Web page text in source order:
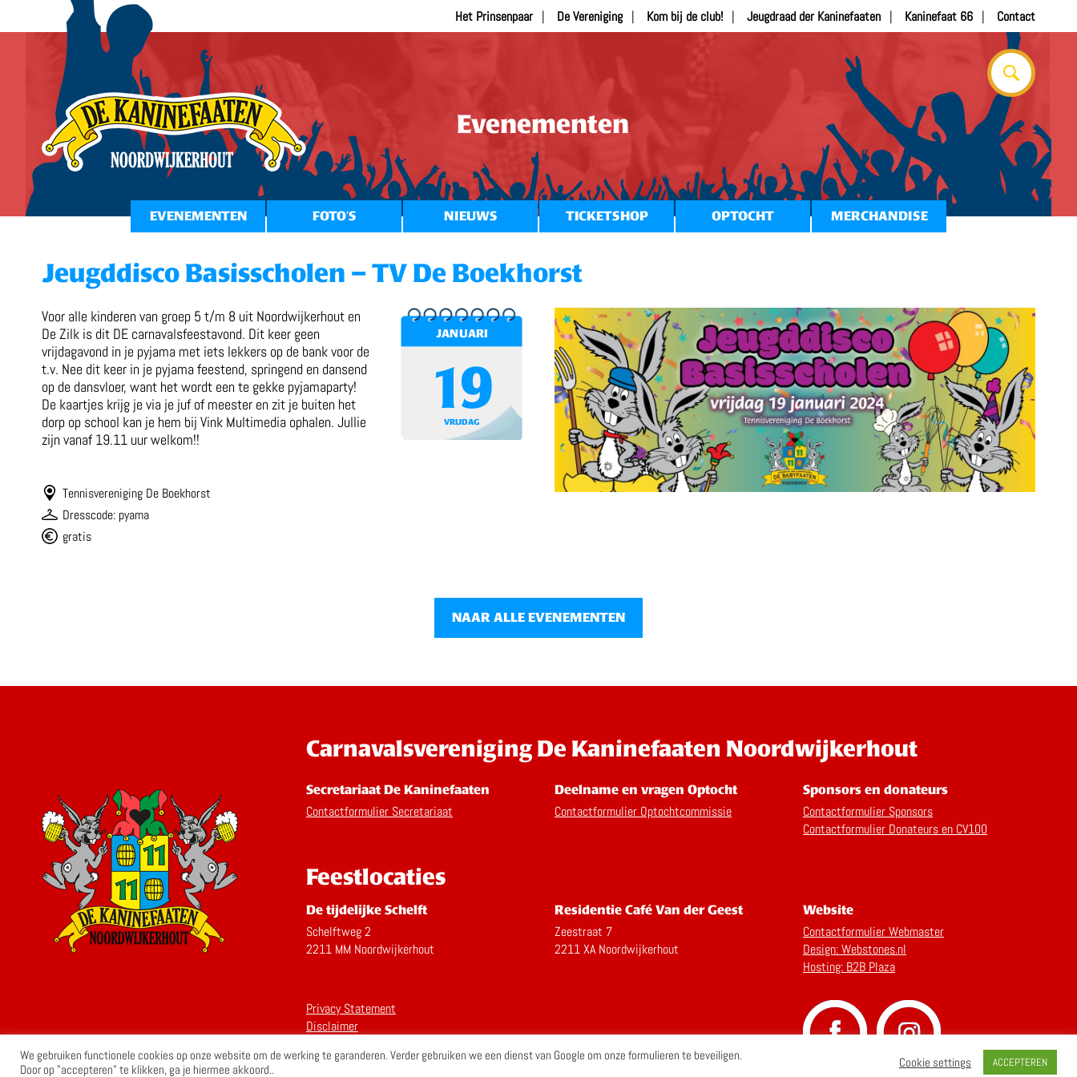
Evenementen
Het Prinsenpaar De Vereniging Kom bij de club! Jeugdraad der Kaninefaaten Kaninefaat 66 Contact
EVENEMENTEN FOTO’S NIEUWS TICKETSHOP OPTOCHT MERCHANDISE
Jeugddisco Basisscholen – TV De Boekhorst
Voor alle kinderen van groep 5 t/m 8 uit Noordwijkerhout en
De Zilk is dit DE carnavalsfeestavond. Dit keer geen
vrijdagavond in je pyjama met iets lekkers op de bank voor de
t.v. Nee dit keer in je pyjama feestend, springend en dansend
op de dansvloer, want het wordt een te gekke pyjamaparty!
De kaartjes krijg je via je juf of meester en zit je buiten het
dorp op school kan je hem bij Vink Multimedia ophalen. Jullie
zijn vanaf 19.11 uur welkom!!
JANUARI
19
VRIJDAG
Tennisvereniging De Boekhorst
Dresscode: pyama
gratis
NAAR ALLE EVENEMENTEN
Carnavalsvereniging De Kaninefaaten Noordwijkerhout
Secretariaat De Kaninefaaten
Contactformulier Secretariaat
Deelname en vragen Optocht
Contactformulier Optochtcommissie
Sponsors en donateurs
Contactformulier Sponsors
Contactformulier Donateurs en CV100
Feestlocaties
De tijdelijke Schelft
Schelftweg 2
2211 MM Noordwijkerhout
Residentie Café Van der Geest
Zeestraat 7
2211 XA Noordwijkerhout
Website
Contactformulier Webmaster
Design: Webstones.nl
Hosting: B2B Plaza
Privacy Statement
Disclaimer
We gebruiken functionele cookies op onze website om de werking te garanderen. Verder gebruiken we een dienst van Google om onze formulieren te beveiligen.
Door op "accepteren" te klikken, ga je hiermee akkoord..
Cookie settings ACCEPTEREN